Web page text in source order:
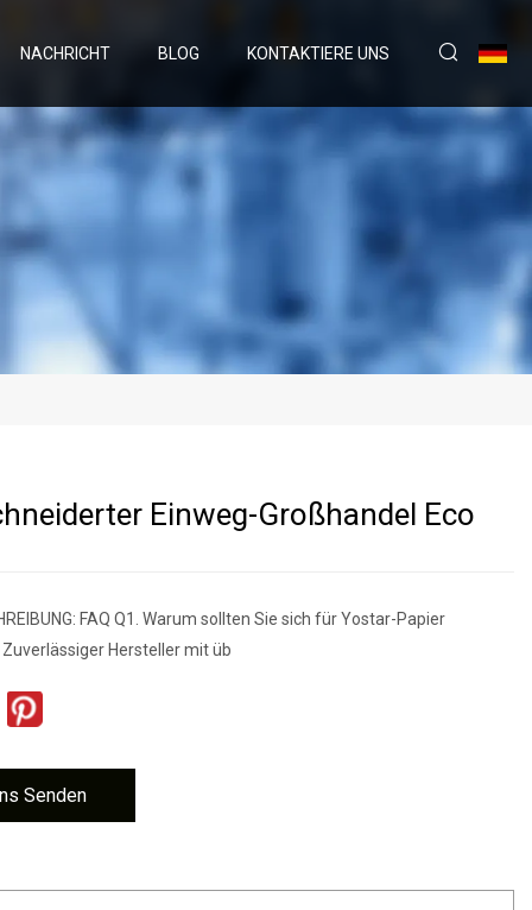
NACHRICHT BLOG KONTAKTIERE UNS
Einweg-Großhandel Eco
FAQ Q1. Warum sollten Sie sich für Yostar-Papier
Hersteller mit üb
Senden